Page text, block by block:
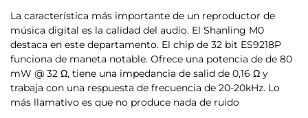
La característica más importante de un reproductor de
música digital es la calidad del audio. El Shanling M0
destaca en este departamento. El chip de 32 bit ES9218P
funciona de maneta notable. Ofrece una potencia de de 80
mW @ 32 Ω, tiene una impedancia de salid de 0,16 Ω y
trabaja con una respuesta de frecuencia de 20-20kHz. Lo
más llamativo es que no produce nada de ruido